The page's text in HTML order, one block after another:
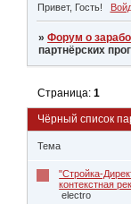
Привет, Гость!
»Форум о
партнёрских
Чёрный список
Страница:1
Тема
"Стройка-
контекстная
electro